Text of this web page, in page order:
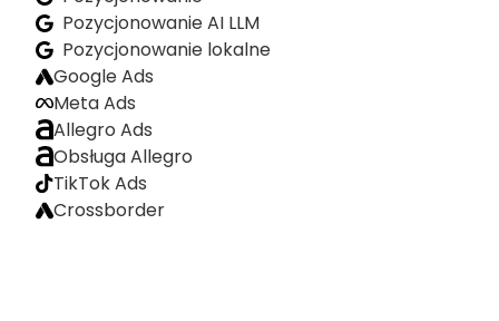
Pozycjonowanie AI LLM
Pozycjonowanie lokalne
Google Ads
Meta Ads
Allegro Ads
Obsługa Allegro
TikTok Ads
Crossborder